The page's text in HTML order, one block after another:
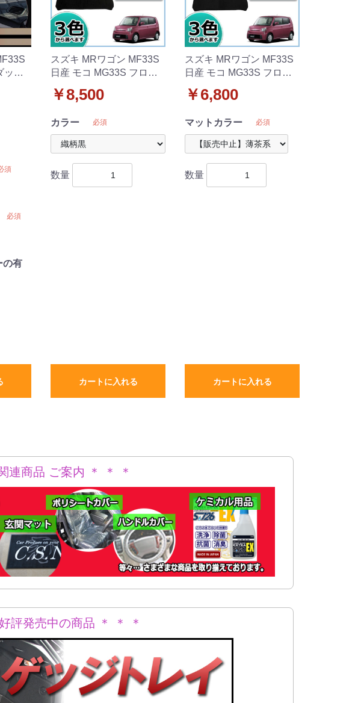
ッシ
産
須
必須
の有
スズキ MRワゴン MF33S
日産 モコ MG33S フロア
シリーズ
￥8,500
カラー 必須
数量
カートに入れる
スズキ MRワゴン MF33S
日産 モコ MG33S フロア
リーズ
￥6,800
マットカラー 必須
数量
カートに入れる
連商品 ご案内 ＊ ＊ ＊
評発売中の商品 ＊ ＊ ＊